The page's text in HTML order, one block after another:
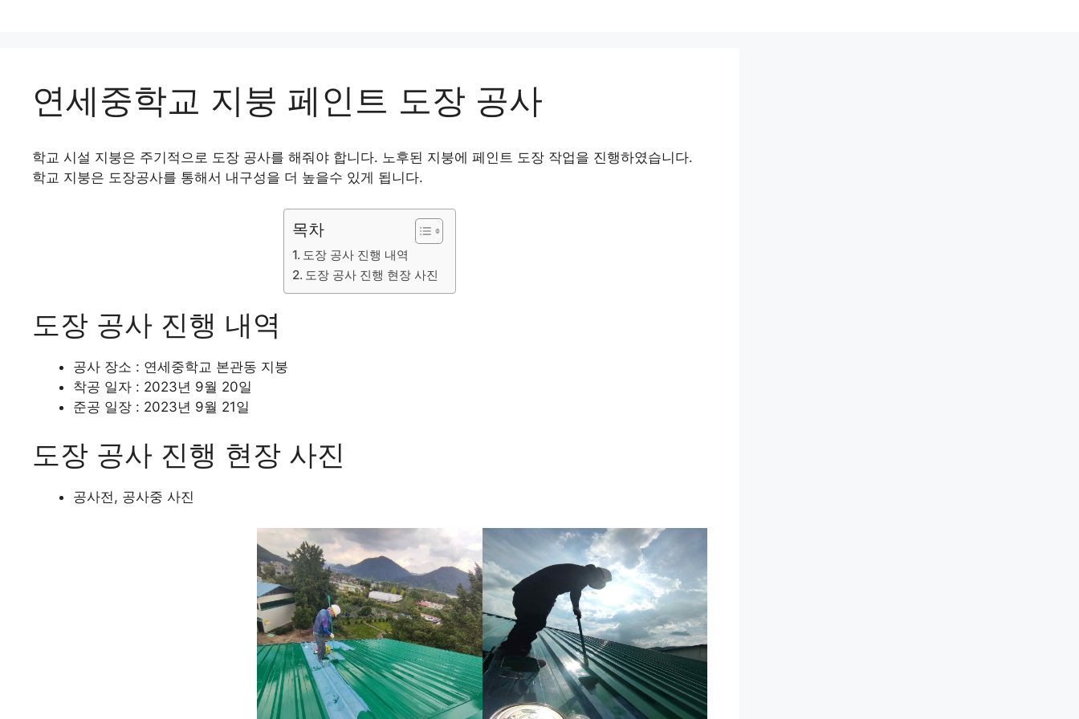
연세중학교 지붕 페인트 도장 공사
학교 시설 지붕은 주기적으로 도장 공사를 해줘야 합니다. 노후된 지붕에 페인트 도장 작업을 진행하였습니다.
학교 지붕은 도장공사를 통해서 내구성을 더 높을수 있게 됩니다.
목차
도장 공사 진행 내역
도장 공사 진행 현장 사진
도장 공사 진행 내역
공사 장소 : 연세중학교 본관동 지붕
착공 일자 : 2023년 9월 20일
준공 일장 : 2023년 9월 21일
도장 공사 진행 현장 사진
공사전, 공사중 사진